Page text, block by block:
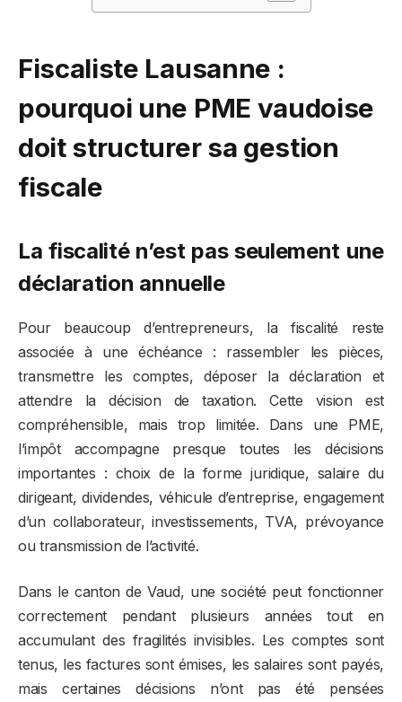
Fiscaliste Lausanne :
pourquoi une PME vaudoise
doit structurer sa gestion
fiscale
La fiscalité n’est pas seulement une
déclaration annuelle
Pour beaucoup d’entrepreneurs, la fiscalité reste
associée à une échéance : rassembler les pièces,
transmettre les comptes, déposer la déclaration et
attendre la décision de taxation. Cette vision est
compréhensible, mais trop limitée. Dans une PME,
l’impôt accompagne presque toutes les décisions
importantes : choix de la forme juridique, salaire du
dirigeant, dividendes, véhicule d’entreprise, engagement
d’un collaborateur, investissements, TVA, prévoyance
ou transmission de l’activité.
Dans le canton de Vaud, une société peut fonctionner
correctement pendant plusieurs années tout en
accumulant des fragilités invisibles. Les comptes sont
tenus, les factures sont émises, les salaires sont payés,
mais certaines décisions n’ont pas été pensées